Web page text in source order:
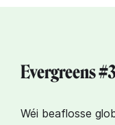
Evergreens
Wéi beaflosse